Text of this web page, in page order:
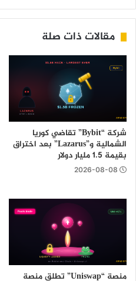
مقالات ذات صلة
شركة “Bybit” تقاضي كوريا
الشمالية و”Lazarus” بعد اختراق
بقيمة 1.5 مليار دولار
2026-08-08
منصة “Uniswap” تطلق منصة